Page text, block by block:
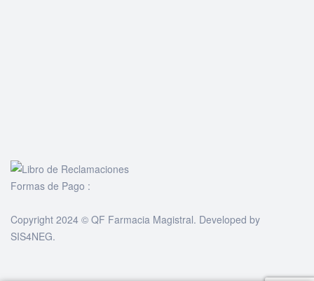
Formas de Pago :
Copyright 2024 © QF Farmacia Magistral. Developed by
SIS4NEG.